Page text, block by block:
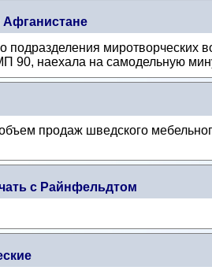
Афганистане
подразделения миротворческих
90, наехала на самодельную
продаж шведского
с Райнфельдтом